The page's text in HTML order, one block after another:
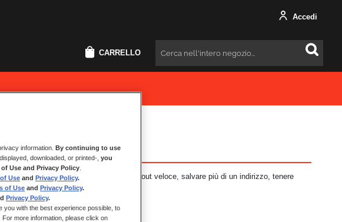
Accedi
CARRELLO Cercare
di un account ha molti vantaggi: check-out veloce, salvare più di un indirizzo, tenere
ordini e altro ancora.
ACCOUNT
information. By continuing to use
downloaded, or printed-, you
Use and Privacy Policy
Use and Privacy Policy.
of Use and Privacy Policy.
Privacy Policy.
you with the best experience possible, to
more information, please click on